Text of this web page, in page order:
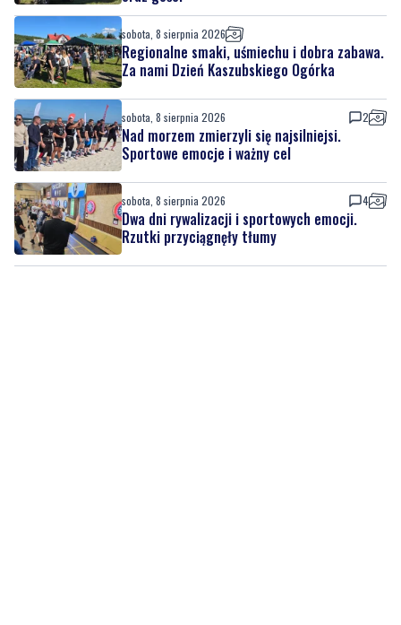
sobota, 8 sierpnia 2026
Regionalne smaki, uśmiechu i dobra zabawa.
Za nami Dzień Kaszubskiego Ogórka
sobota, 8 sierpnia 2026 2
Nad morzem zmierzyli się najsilniejsi.
Sportowe emocje i ważny cel
sobota, 8 sierpnia 2026 4
Dwa dni rywalizacji i sportowych emocji.
Rzutki przyciągnęły tłumy